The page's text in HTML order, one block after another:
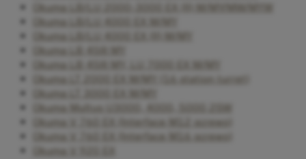
Okuma LB/LU 2000-3000 EX (II) M/MY/MW/MYW
Okuma LB/LU 4000 EX M/MY
Okuma LB/LU 4000 EX (II) M/MY
Okuma LB 45III MY
Okuma LB 45III MY, LU 7000 EX M/MY
Okuma LT 2000 EX M/MY (16 station turret)
Okuma LT 3000 EX M/MY
Okuma Multus U3000, 4000, 5000 2SW
Okuma V 760 EX (Interface M12 screws)
Okuma V 760 EX (Interface M16 screws)
Okuma V 920 EX